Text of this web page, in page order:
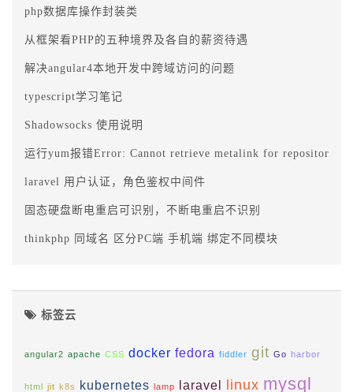
php数据库操作封装类
从框架看PHP的五种境界及各自的薪资待遇
解决angular4本地开发中跨域访问的问题
typescript学习笔记
Shadowsocks 使用说明
运行yum报错Error: Cannot retrieve metalink for repository:
laravel 用户认证，角色鉴权中间件
固态硬盘断电重启可识别，不断电重启不识别
thinkphp 同域名 区分PC端 手机端 绑定不同模块
标签云
angular2 apache CSS docker fedora fiddler git Go harbor
html jit k8s kubernetes lamp laravel linux mysql